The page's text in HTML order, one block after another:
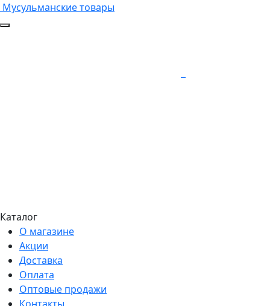
Мусульманские товары
Каталог
О магазине
Акции
Доставка
Оплата
Оптовые продажи